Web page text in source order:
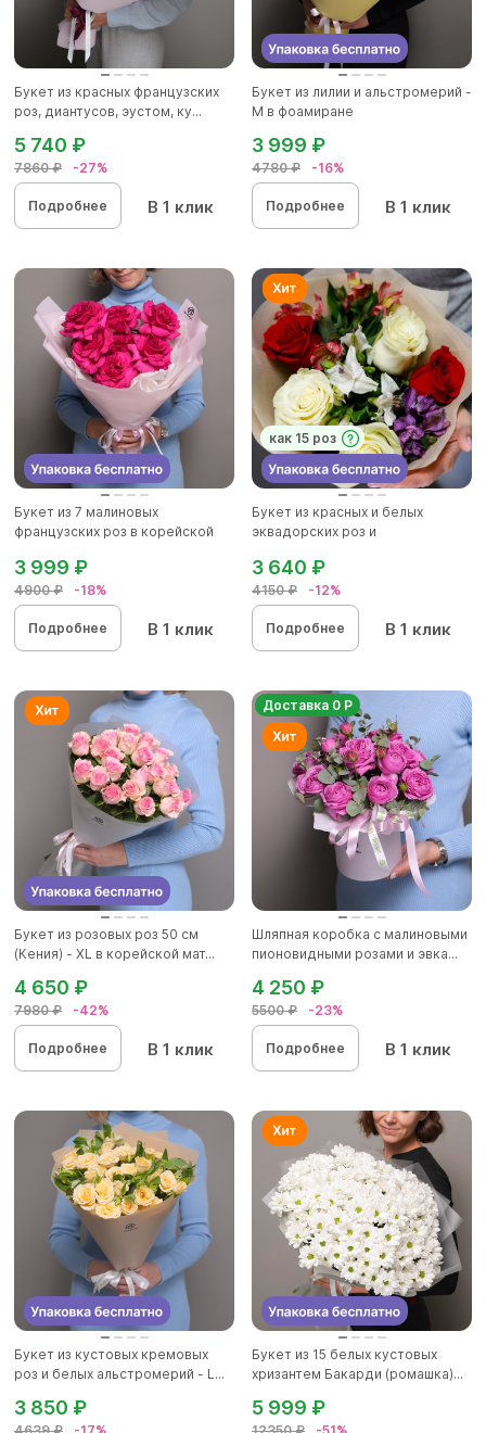
Букет из красных французских
роз, диантусов, эустом, ку...
7860 ₽ -27%
5 740 ₽
Подробнее В 1 клик
Букет из лилии и альстромерий -
M в фоамиране
4780 ₽ -16%
3 999 ₽
Подробнее В 1 клик
Букет из 7 малиновых
французских роз в корейской
4900 ₽ -18%
3 999 ₽
Подробнее В 1 клик
как 15 роз
Букет из красных и белых
эквадорских роз и
4150 ₽ -12%
3 640 ₽
Подробнее В 1 клик
Букет из розовых роз 50 см
(Кения) - XL в корейской мат...
7980 ₽ -42%
4 650 ₽
Подробнее В 1 клик
Доставка 0 Р
Шляпная коробка с малиновыми
пионовидными розами и эвка...
5500 ₽ -23%
4 250 ₽
Подробнее В 1 клик
Букет из кустовых кремовых
роз и белых альстромерий - L...
3 850 ₽
Букет из 15 белых кустовых
хризантем Бакарди (ромашка)...
5 999 ₽